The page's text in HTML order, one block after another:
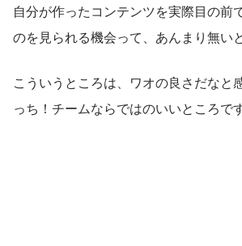
自分が作ったコンテンツを実際目の前
のを見られる機会って、あんまり無い
こういうところは、ワオの良さだなと
っち！チームならではのいいところです